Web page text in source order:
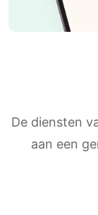
De diensten
aan een